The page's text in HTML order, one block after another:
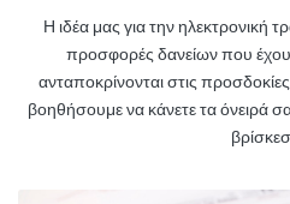
Η ιδέα μας για την ηλεκτρονική
προσφορές δανείων που έχουν
ανταποκρίνονται στις
βοηθήσουμε να κάνετε τα όνειρά